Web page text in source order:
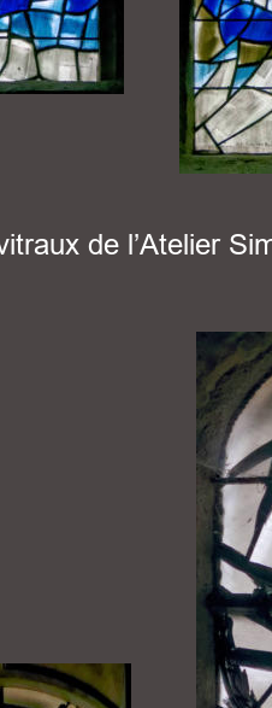
de l’Atelier